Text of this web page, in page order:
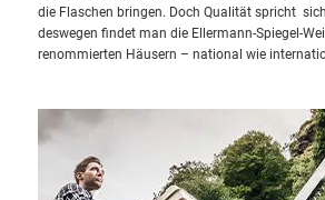
die Flaschen bringen. Doch Qualität spricht sich
deswegen findet man die Ellermann-Spiegel-
renommierten Häusern – national wie